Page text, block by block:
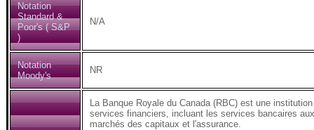
Notation
Standard &
Poor's ( S&P
)
N/A
Notation
Moody's
NR
La Banque Royale du Canada (RBC) est une
services financiers, incluant les services bancaires
marchés des capitaux et l'assurance.